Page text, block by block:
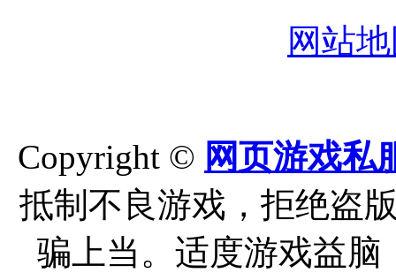
网站
Copyright © 网页游戏私
抵制不良游戏，拒绝盗
骗上当。适度游戏益